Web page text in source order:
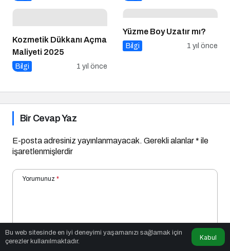
Kozmetik Dükkanı Açma
Maliyeti 2025
Bilgi 1 yıl önce
Yüzme Boy Uzatır mı?
Bilgi 1 yıl önce
Bir Cevap Yaz
E-posta adresiniz yayınlanmayacak. Gerekli alanlar* ile
işaretlenmişlerdir
Yorumunuz *
Bu web sitesinde en iyi deneyimi yaşamanızı sağlamak için
çerezler kullanılmaktadır.
Kabul